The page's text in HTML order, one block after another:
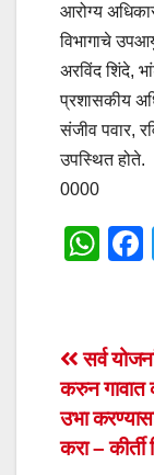
आरोग्य
विभागाचे
अरविंद शिंदे,
प्रशासकीय
संजीव पवार,
उपस्थित होते.
0000
W
s
A
p
p
Post
सर्व
करुन गावात
उभा
करा –